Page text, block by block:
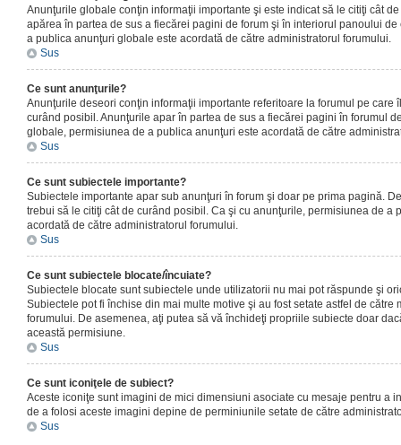
Anunţurile globale conţin informaţii importante şi este indicat să le citiţi cât
apărea în partea de sus a fiecărei pagini de forum şi în interiorul panoului
a publica anunţuri globale este acordată de către administratorul forumului.
Sus
Ce sunt anunţurile?
Anunţurile deseori conţin informaţii importante referitoare la forumul pe care
curând posibil. Anunţurile apar în partea de sus a fiecărei pagini în forumul
globale, permisiunea de a publica anunţuri este acordată de către
Sus
Ce sunt subiectele importante?
Subiectele importante apar sub anunţuri în forum şi doar pe prima pagină.
trebui să le citiţi cât de curând posibil. Ca şi cu anunţurile, permisiunea de a
acordată de către administratorul forumului.
Sus
Ce sunt subiectele blocate/încuiate?
Subiectele blocate sunt subiectele unde utilizatorii nu mai pot răspunde şi
Subiectele pot fi închise din mai multe motive şi au fost setate astfel de către
forumului. De asemenea, aţi putea să vă închideţi propriile subiecte doar
această permisiune.
Sus
Ce sunt iconiţele de subiect?
Aceste iconiţe sunt imagini de mici dimensiuni asociate cu mesaje pentru a
de a folosi aceste imagini depine de perminiunile setate de către
Sus